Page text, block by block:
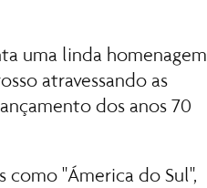
uma linda homenagem
atravessando as
dos anos 70
como "Ámerica do Sul",